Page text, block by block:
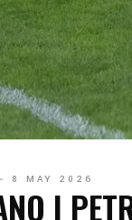
8 MAY 2026
I